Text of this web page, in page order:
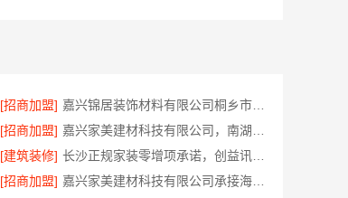
[招商加盟]
嘉兴锦居装饰材料有限公司桐乡市毛坯房装修费用
[招商加盟]
[建筑装修]
[招商加盟]
嘉兴家美建材科技有限公司承接海宁二手房装潢施工